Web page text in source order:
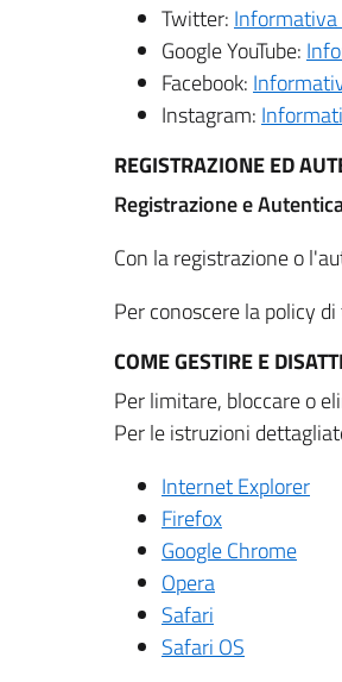
Twitter:
Google YouTube:
Facebook:
Instagram:
REGISTRAZIONE ED
Registrazione e
Con la registrazione o
Per conoscere la policy
COME GESTIRE E
Per limitare, bloccare o
Per le istruzioni
Internet Explorer
Firefox
Google Chrome
Opera
Safari
Safari OS